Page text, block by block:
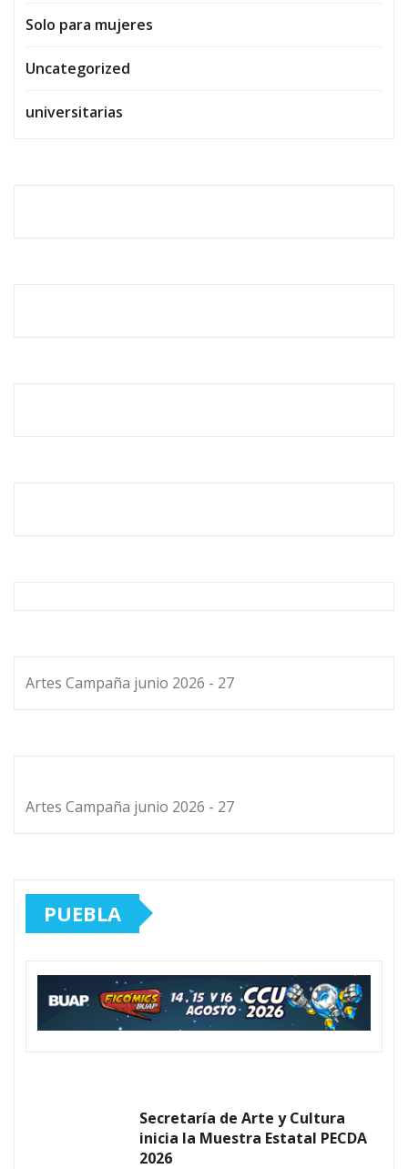
Solo para mujeres
Uncategorized
universitarias
Artes Campaña junio 2026 - 27
Artes Campaña junio 2026 - 27
PUEBLA
Secretaría de Arte y Cultura
inicia la Muestra Estatal PECDA
2026